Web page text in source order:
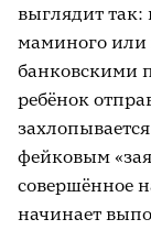
выглядит так:
маминого или
банковскими
ребёнок
фейковым
совершённое
начинает